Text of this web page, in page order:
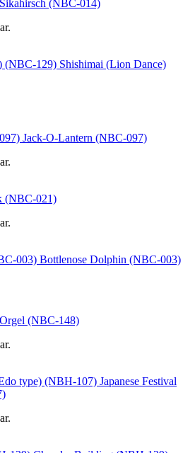
Sikahirsch (NBC-014)
Shishimai (Lion Dance)
Jack-O-Lantern (NBC-097)
(NBC-021)
Bottlenose Dolphin (NBC-003)
(NBC-148)
Japanese Festival